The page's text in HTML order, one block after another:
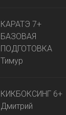
КАРАТЭ 7+
БАЗОВАЯ
ПОДГОТОВКА
Тимур
КИКБОКСИНГ 6+
Дмитрий